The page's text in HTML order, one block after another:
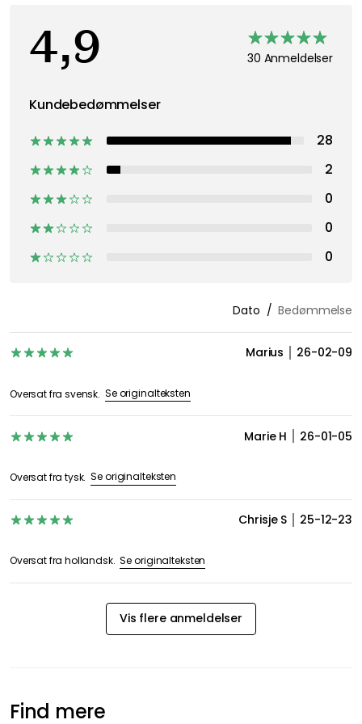
4,9 30 Anmeldelser
Kundebedømmelser
28
2
0
0
0
Dato Bedømmelse
Marius 26-02-09
Oversat fra svensk. Se originalteksten
Marie H 26-01-05
Oversat fra tysk. Se originalteksten
Chrisje S 25-12-23
Oversat fra hollandsk. Se originalteksten
Vis flere anmeldelser
Find mere